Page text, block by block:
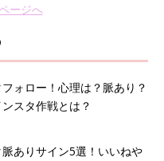
ージへ
ォロー！心理は？脈あり？
スタ作戦とは？
ありサイン5選！いいねや